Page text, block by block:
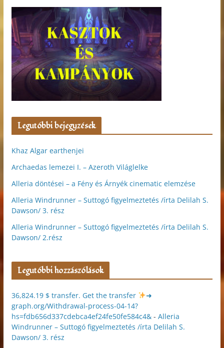
Legutóbbi bejegyzések
Khaz Algar earthenjei
Archaedas lemezei I. – Azeroth Világlelke
Alleria döntései – a Fény és Árnyék cinematic elemzése
Alleria Windrunner – Suttogó figyelmeztetés /írta Delilah S.
Dawson/ 3. rész
Alleria Windrunner – Suttogó figyelmeztetés /írta Delilah S.
Dawson/ 2.rész
Legutóbbi hozzászólások
36,824.19 $ transfer. Get the transfer
➜
graph.org/Withdrawal-process-04-14?
hs=fdb656d337cdebca4ef24fe50fe584c4&- Alleria
Windrunner – Suttogó figyelmeztetés /írta Delilah S.
Dawson/ 3. rész